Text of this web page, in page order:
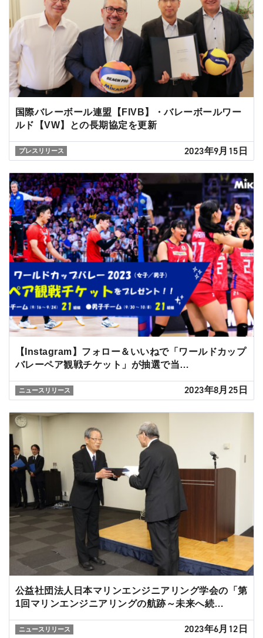
国際バレーボール連盟【FIVB】・バレーボールワー
ルド【VW】との長期協定を更新
プレスリリース 2023年9月15日
【Instagram】フォロー＆いいねで「ワールドカップ
バレーペア観戦チケット」が抽選で当…
ニュースリリース 2023年8月25日
公益社団法人日本マリンエンジニアリング学会の「第
1回マリンエンジニアリングの航跡～未来へ続…
ニュースリリース 2023年6月12日